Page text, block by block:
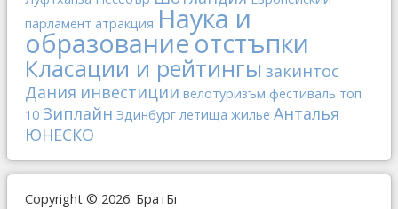
парламент атракция Наука и
образованиеотстъпки
Класации и рейтингы закинтос
Дания инвестиции велотуризъм фестиваль топ
10 Зиплайн Эдинбург летища жилье Анталья
ЮНЕСКО
Copyright © 2026. БратБг